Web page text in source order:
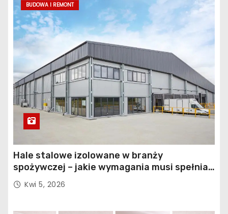
BUDOWA I REMONT
Hale stalowe izolowane w branży
spożywczej – jakie wymagania musi spełniać
konstrukcja obiektu?
Kwi 5, 2026